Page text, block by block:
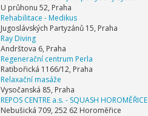
U průhonu 52, Praha
Rehabilitace - Medikus
Jugoslávských Partyzánů 15, Praha
Ray Diving
Andrštova 6, Praha
Regenerační centrum Perla
Ratibořická 1166/12, Praha
Relaxační masáže
Vysočanská 85, Praha
REPOS CENTRE a.s. - SQUASH HOROMĚŘICE
Nebušická 709, 252 62 Horoměřice